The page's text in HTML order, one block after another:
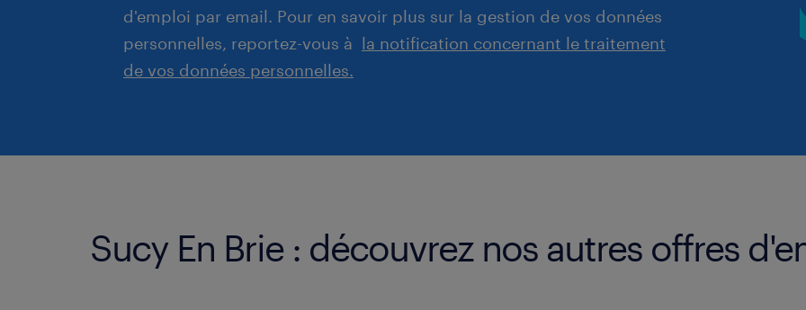
d'emploi par email. Pour en savoir plus sur la gestion de vos données
personnelles, reportez-vous à la notification concernant le traitement
de vos données personnelles.
Sucy En Brie : découvrez nos autres offres